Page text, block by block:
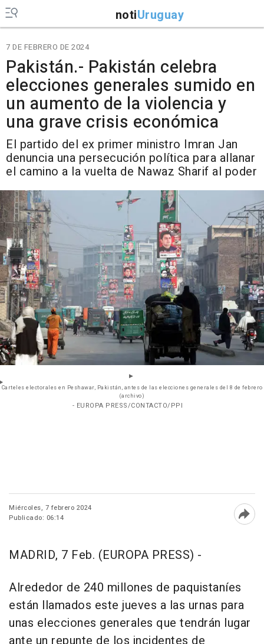
notiUruguay
7 DE FEBRERO DE 2024
Pakistán.- Pakistán celebra
elecciones generales sumido en
un aumento de la violencia y
una grave crisis económica
El partido del ex primer ministro Imran Jan
denuncia una persecución política para allanar
el camino a la vuelta de Nawaz Sharif al poder
Carteles electorales en Peshawar, Pakistán, antes de las elecciones generales del 8 de febrero
(archivo)
- EUROPA PRESS/CONTACTO/PPI
Miércoles, 7 febrero 2024
Publicado: 06:14
MADRID, 7 Feb. (EUROPA PRESS) -
Alrededor de 240 millones de paquistaníes
están llamados este jueves a las urnas para
unas elecciones generales que tendrán lugar